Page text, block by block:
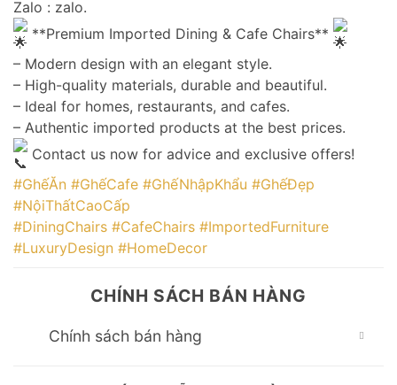
Zalo : zalo.
**Premium Imported Dining & Cafe Chairs**
– Modern design with an elegant style.
– High-quality materials, durable and beautiful.
– Ideal for homes, restaurants, and cafes.
– Authentic imported products at the best prices.
Contact us now for advice and exclusive offers!
#GhếĂn #GhếCafe #GhếNhậpKhẩu #GhếĐẹp
#NộiThấtCaoCấp
#DiningChairs #CafeChairs #ImportedFurniture
#LuxuryDesign #HomeDecor
CHÍNH SÁCH BÁN HÀNG
Chính sách bán hàng